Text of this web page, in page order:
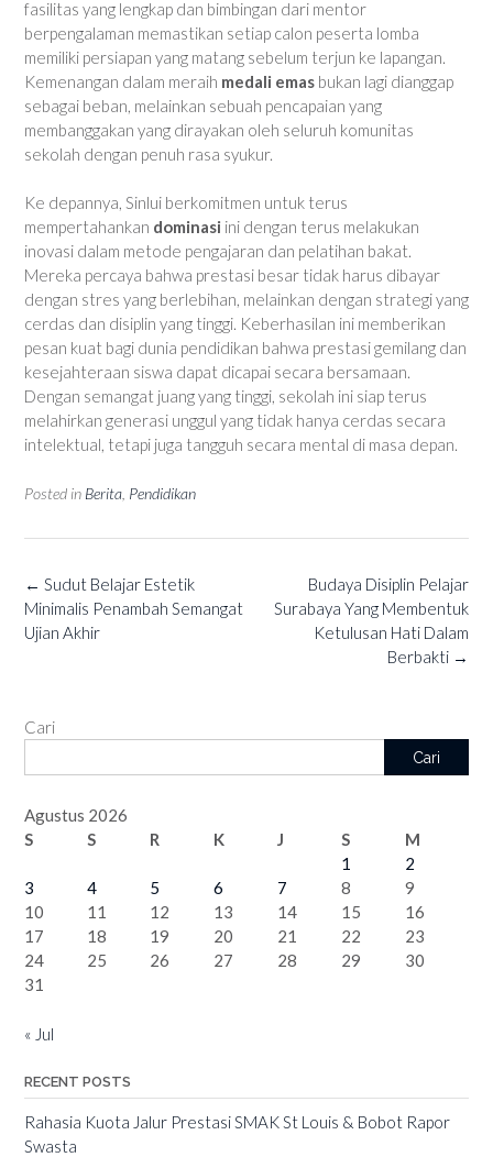
fasilitas yang lengkap dan bimbingan dari mentor
berpengalaman memastikan setiap calon peserta lomba
memiliki persiapan yang matang sebelum terjun ke lapangan.
Kemenangan dalam meraih medali emas bukan lagi dianggap
sebagai beban, melainkan sebuah pencapaian yang
membanggakan yang dirayakan oleh seluruh komunitas
sekolah dengan penuh rasa syukur.
Ke depannya, Sinlui berkomitmen untuk terus
mempertahankan dominasi ini dengan terus melakukan
inovasi dalam metode pengajaran dan pelatihan bakat.
Mereka percaya bahwa prestasi besar tidak harus dibayar
dengan stres yang berlebihan, melainkan dengan strategi yang
cerdas dan disiplin yang tinggi. Keberhasilan ini memberikan
pesan kuat bagi dunia pendidikan bahwa prestasi gemilang dan
kesejahteraan siswa dapat dicapai secara bersamaan.
Dengan semangat juang yang tinggi, sekolah ini siap terus
melahirkan generasi unggul yang tidak hanya cerdas secara
intelektual, tetapi juga tangguh secara mental di masa depan.
Posted in Berita Pendidikan
Post
navigation
Budaya Disiplin Pelajar
Surabaya Yang Membentuk
Ketulusan Hati Dalam
Berbakti →
← Sudut Belajar Estetik
Minimalis Penambah Semangat
Ujian Akhir
Cari
Cari
Agustus 2026
S
S R K J S
M
1
2
3
4 5 6 7 8
9
10
11 12 13 14 15
16
17
18 19 20 21 22
23
24
25 26 27 28 29
30
31
« Jul
RECENT POSTS
Rahasia Kuota Jalur Prestasi SMAK St Louis & Bobot Rapor
Swasta